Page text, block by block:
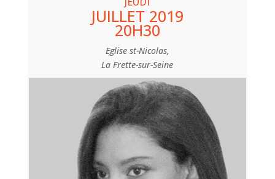
JUILLET 2019
20H30
Eglise st-Nicolas,
La Frette-sur-Seine